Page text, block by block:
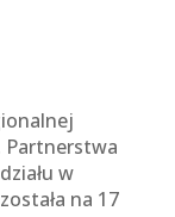
Partnerstwa
w
na 17